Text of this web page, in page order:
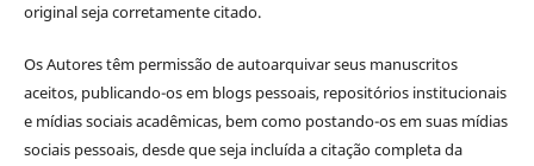
original seja corretamente citado.
Os Autores têm permissão de autoarquivar seus manuscritos
aceitos, publicando-os em blogs pessoais, repositórios institucionais
e mídias sociais acadêmicas, bem como postando-os em suas mídias
sociais pessoais, desde que seja incluída a citação completa da